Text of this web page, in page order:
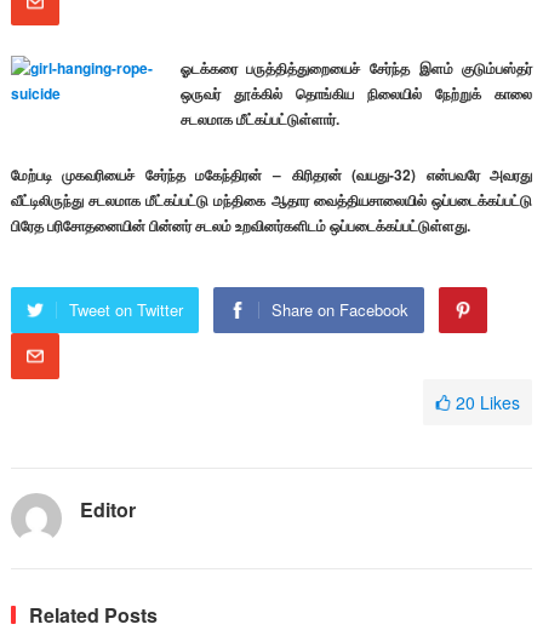
ஓடக்கரை பருத்தித்துறையைச் சேர்ந்த இளம் குடும்பஸ்தர்
ஒருவர் தூக்கில் தொங்கிய நிலையில் நேற்றுக் காலை
சடலமாக மீட்கப்பட்டுள்ளார்.
மேற்படி முகவரியைச் சேர்ந்த மகேந்திரன் – கிரிதரன் (வயது-32) என்பவரே அவரது
வீட்டிலிருந்து சடலமாக மீட்கப்பட்டு மந்திகை ஆதார வைத்தியசாலையில் ஒப்படைக்கப்பட்டு
பிரேத பரிசோதனையின் பின்னர் சடலம் உறவினர்களிடம் ஒப்படைக்கப்பட்டுள்ளது.
Tweet on Twitter Share on Facebook
20 Likes
Editor
Related Posts